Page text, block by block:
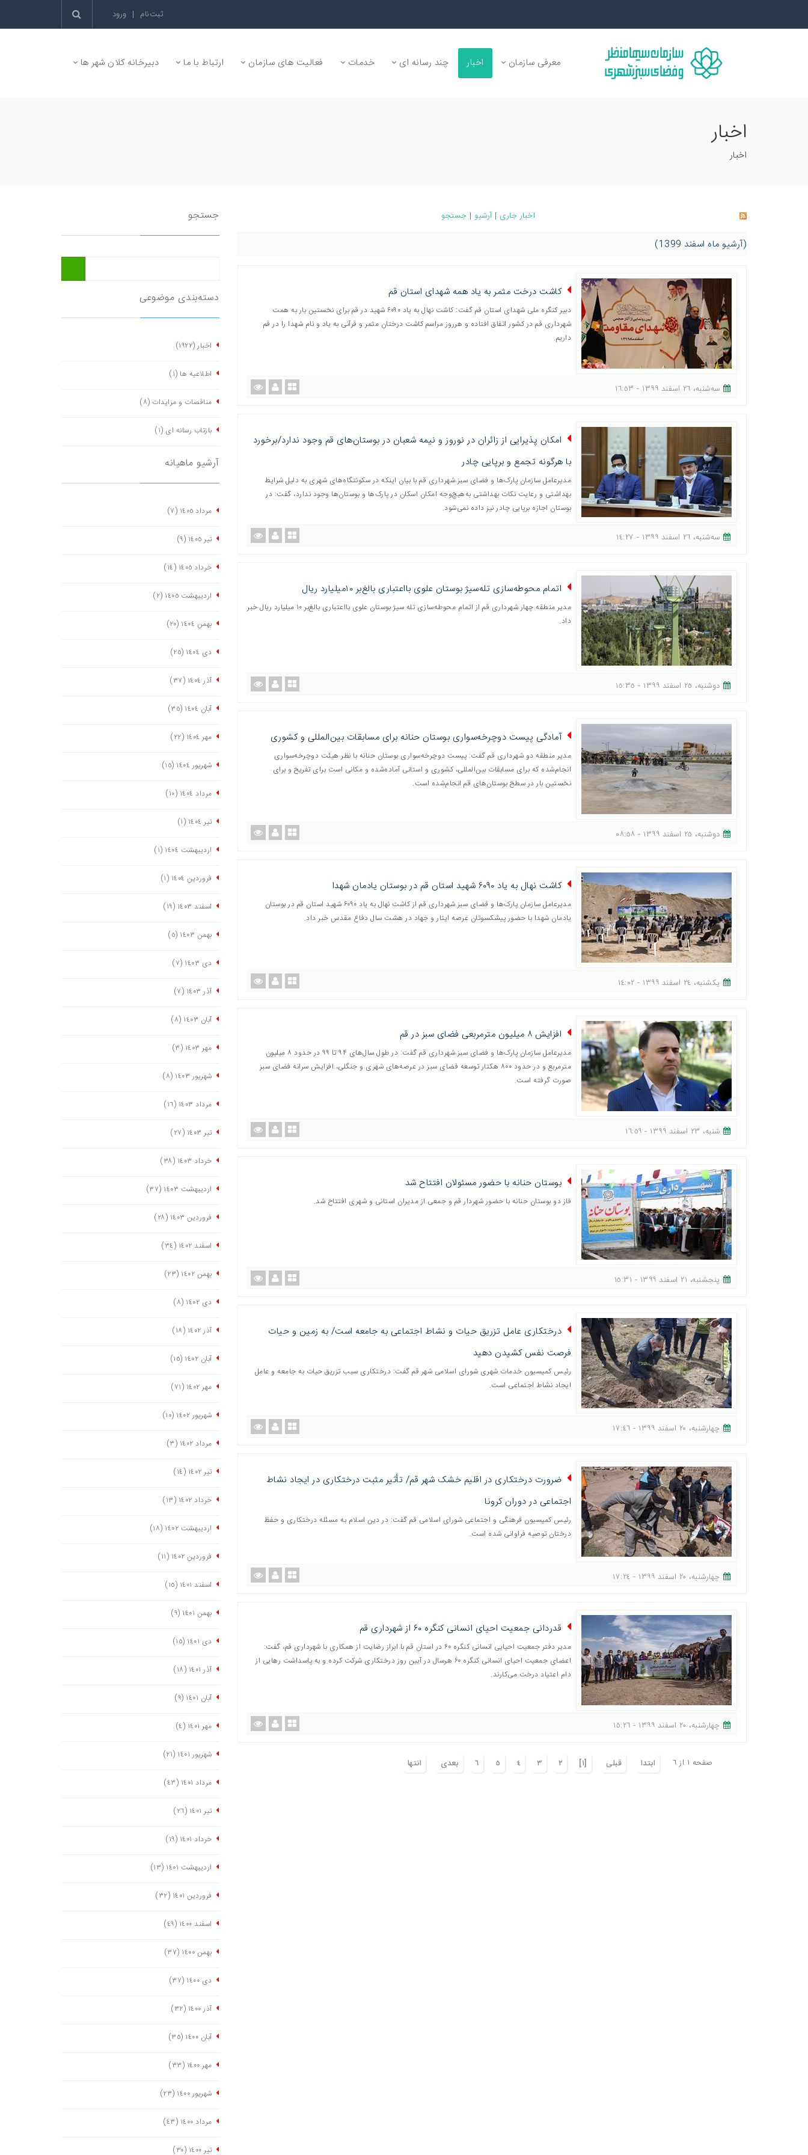
ثبت‌نام | ورود
معرفی سازمان اخبار چند رسانه ای خدمات فعالیت های سازمان ارتباط با ما دبیرخانه کلان شهر ها
اخبار
اخبار
اخبار جاری | آرشیو | جستجو
(آرشیو ماه اسفند 1399)
کاشت درخت مثمر به یاد همه شهدای استان قم
دبیر کنگره ملی شهدای استان قم گفت: کاشت نهال به یاد ۶۰۹۰ شهید در قم برای نخستین بار به همت
شهرداری قم در کشور اتفاق افتاده و هرروز مراسم کاشت درختان مثمر و قرآنی به یاد و نام شهدا را در قم
داریم.
ﺳﻪشنبه، ٢٦ اسفند ١٣٩٩ - ١٦:٥٣
امکان پذیرایی از زائران در نوروز و نیمه شعبان در بوستان‌های قم وجود ندارد/برخورد
با هرگونه تجمع و برپایی چادر
مدیرعامل سازمان پارک‌ها و فضای سبز شهرداری قم با بیان اینکه در سکونتگاه‌های شهری به دلیل شرایط
بهداشتی و رعایت نکات بهداشتی به‌هیچ‌وجه امکان اسکان در پارک‌ها و بوستان‌ها وجود ندارد، گفت: در
بوستان اجازه برپایی چادر نیز داده نمی‌شود.
ﺳﻪشنبه، ٢٦ اسفند ١٣٩٩ - ١٤:٢٧
اتمام محوطه‌سازی تله‌سیژ بوستان علوی بااعتباری بالغ‌بر ۱۰میلیارد ریال
مدیر منطقه چهار شهرداری قم از اتمام محوطه‌سازی تله سیژ بوستان علوی بااعتباری بالغ‌بر ١٠ میلیارد ریال خبر
داد.
دوشنبه، ٢٥ اسفند ١٣٩٩ - ١٥:٣٥
آمادگی پیست دوچرخه‌سواری بوستان حنانه برای مسابقات بین‌المللی و کشوری
مدیر منطقه دو شهرداری قم گفت: پیست دوچرخه‌سواری بوستان حنانه با نظر هیئت دوچرخه‌سواری
انجام‌شده که برای مسابقات بین‌المللی، کشوری و استانی آماده‌شده و مکانی است برای تفریح و برای
نخستین بار در سطح بوستان‌های قم انجام‌شده است.
دوشنبه، ٢٥ اسفند ١٣٩٩ - ٠٨:٥٨
کاشت نهال به یاد ۶۰۹۰ شهید استان قم در بوستان یادمان شهدا
مدیرعامل سازمان پارک‌ها و فضای سبز شهرداری قم از کاشت نهال به یاد ۶۰۹۰ شهید استان قم در بوستان
یادمان شهدا با حضور پیشکسوتان عرصه ایثار و جهاد در هشت سال دفاع مقدس خبر داد.
یکشنبه، ٢٤ اسفند ١٣٩٩ - ١٤:٠٢
افزایش ۸ میلیون مترمربعی فضای سبز در قم
مدیرعامل سازمان پارک‌ها و فضای سبز شهرداری قم گفت: در طول سال‌های ۹۴ تا ۹۹ در حدود ۸ میلیون
مترمربع و در حدود ۸۰۰ هکتار توسعه فضای سبز در عرصه‌های شهری و جنگلی، افزایش سرانه فضای سبز
صورت گرفته است.
شنبه، ٢٣ اسفند ١٣٩٩ - ١٦:٥٩
بوستان حنانه با حضور مسئولان افتتاح شد
فاز دو بوستان حنانه با حضور شهردار قم و جمعی از مدیران استانی و شهری افتتاح شد.
پنجشنبه، ٢١ اسفند ١٣٩٩ - ١٥:٣١
درختکاری عامل تزریق حیات و نشاط اجتماعی به جامعه است/ به زمین و حیات
فرصت نفس کشیدن دهید
رئیس کمیسیون خدمات شهری شورای اسلامی شهر قم گفت: درختکاری سبب تزریق حیات به جامعه و عامل
ایجاد نشاط اجتماعی است.
چهارشنبه، ٢٠ اسفند ١٣٩٩ - ١٧:٤٦
ضرورت درختکاری در اقلیم خشک شهر قم/ تأثیر مثبت درختکاری در ایجاد نشاط
اجتماعی در دوران کرونا
رئیس کمیسیون فرهنگی و اجتماعی شورای اسلامی قم گفت: در دین اسلام به مسئله درختکاری و حفظ
درختان توصیه فراوانی شده است.
چهارشنبه، ٢٠ اسفند ١٣٩٩ - ١٧:٢٤
قدردانی جمعیت احیای انسانی کنگره ۶۰ از شهرداری قم
مدیر دفتر جمعیت احیایی انسانی کنگره ۶۰ در استان قم با ابراز رضایت از همکاری با شهرداری قم، گفت:
اعضای جمعیت احیای انسانی کنگره ۶۰ هرسال در آیین روز درختکاری شرکت کرده و به پاسداشت رهایی از
دام اعتیاد درخت می‌کارند.
چهارشنبه، ٢٠ اسفند ١٣٩٩ - ١٥:٢٦
صفحه ١ از ٦ ابتدا قبلی [١] ٢ ٣ ٤ ٥ ٦ بعدی انتها
جستجو
دسته‌بندی موضوعی
اخبار(١٩٢٢)
اطلاعیه ها (١)
مناقصات و مزایدات (٨)
بازتاب رسانه ای (١)
آرشیو ماهیانه
مرداد ١٤٠٥ (٧)
تیر ١٤٠٥ (٩)
خرداد ١٤٠٥ (١٤)
اردیبهشت ١٤٠٥ (٢)
بهمن ١٤٠٤ (٢٠)
دی ١٤٠٤ (٢٥)
آذر ١٤٠٤ (٣٧)
آبان ١٤٠٤ (٣٥)
مهر ١٤٠٤ (٢٢)
شهریور ١٤٠٤ (١٥)
مرداد ١٤٠٤ (١٠)
تیر ١٤٠٤ (١)
اردیبهشت ١٤٠٤ (١)
فروردین ١٤٠٤ (١)
اسفند ١٤٠٣ (١٩)
بهمن ١٤٠٣ (٥)
دی ١٤٠٣ (٧)
آذر ١٤٠٣ (٧)
آبان ١٤٠٣ (٨)
مهر ١٤٠٣ (٣)
شهریور ١٤٠٣ (٨)
مرداد ١٤٠٣ (١٦)
تیر ١٤٠٣ (٢٧)
خرداد ١٤٠٣ (٣٨)
اردیبهشت ١٤٠٣ (٣٧)
فروردین ١٤٠٣ (٢٨)
اسفند ١٤٠٢ (٣٤)
بهمن ١٤٠٢ (٢٣)
دی ١٤٠٢ (٨)
آذر ١٤٠٢ (١٨)
آبان ١٤٠٢ (١٥)
مهر ١٤٠٢ (٧١)
شهریور ١٤٠٢ (١٠)
مرداد ١٤٠٢ (٣)
تیر ١٤٠٢ (١٤)
خرداد ١٤٠٢ (١٣)
اردیبهشت ١٤٠٢ (١٨)
فروردین ١٤٠٢ (١١)
اسفند ١٤٠١ (١٥)
بهمن ١٤٠١ (٩)
دی ١٤٠١ (١٥)
آذر ١٤٠١ (١٨)
آبان ١٤٠١ (٩)
مهر ١٤٠١ (٤)
شهریور ١٤٠١ (٢١)
مرداد ١٤٠١ (٤٣)
تیر ١٤٠١ (٢٦)
خرداد ١٤٠١ (١٩)
اردیبهشت ١٤٠١ (١٣)
فروردین ١٤٠١ (٣٢)
اسفند ١٤٠٠ (٤٩)
بهمن ١٤٠٠ (٣٧)
دی ١٤٠٠ (٣٧)
آذر ١٤٠٠ (٣٢)
آبان ١٤٠٠ (٣٥)
مهر ١٤٠٠ (٣٣)
شهریور ١٤٠٠ (٢٣)
مرداد ١٤٠٠ (٤٣)
تیر ١٤٠٠ (٣٠)